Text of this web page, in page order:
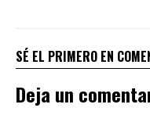
SÉ EL PRIMERO EN
Deja un